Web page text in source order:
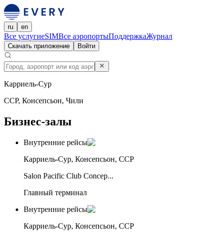
ru en
Все услугиeSIMВсе аэропортыПоддержкаЖурнал
Скачать приложение Войти
Карриель-Сур
CCP, Консепсьон, Чили
Бизнес-залы
Внутренние рейсы
Карриель-Сур, Консепсьон, CCP
Salon Pacific Club Concep...
Главный терминал
Внутренние рейсы
Карриель-Сур, Консепсьон, CCP